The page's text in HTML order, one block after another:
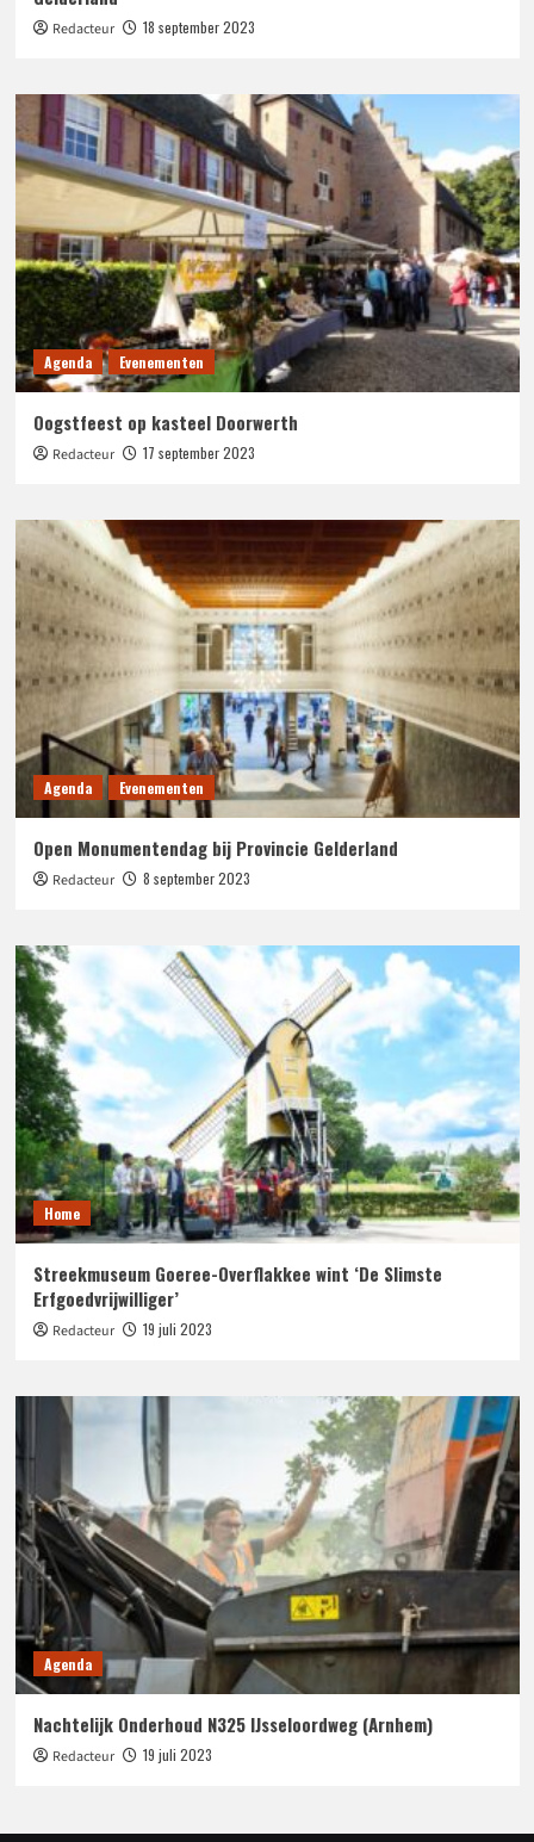
Redacteur 18 september 2023
Agenda Evenementen
Oogstfeest op kasteel Doorwerth
Redacteur 17 september 2023
Agenda Evenementen
Open Monumentendag bij Provincie Gelderland
Redacteur 8 september 2023
Home
Streekmuseum Goeree-Overflakkee wint ‘De Slimste
Erfgoedvrijwilliger’
Redacteur 19 juli 2023
Agenda
Nachtelijk Onderhoud N325 IJsseloordweg (Arnhem)
Redacteur 19 juli 2023